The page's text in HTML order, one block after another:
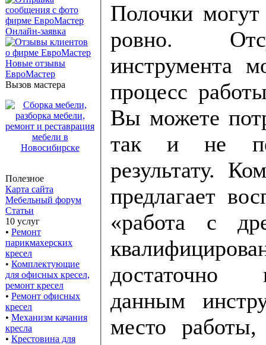
Онлайн-заявка
Новые отзывы
ЕвроМастер
Вызов мастера
Полезное
Карта сайта
Мебельный форум
Статьи
10 услуг
• Ремонт
парикмахерских
кресел
• Комплектующие
для офисных кресел,
ремонт кресел
• Ремонт офисных
кресел
• Механизм качания
кресла
• Крестовина для
Полочки могут
ровно.
инструмента
процесс
Вы можете
так и не
результату. Компания «ЕвроМастер»
предлагает
«работа с дрелью».
достаточно
данным
место